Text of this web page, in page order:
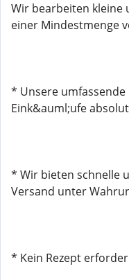
Wir bearbeiten kleine
einer Mindestmenge
* Unsere
Eink&auml;ufe
* Wir bieten schnelle
Versand unter
* Kein Rezept